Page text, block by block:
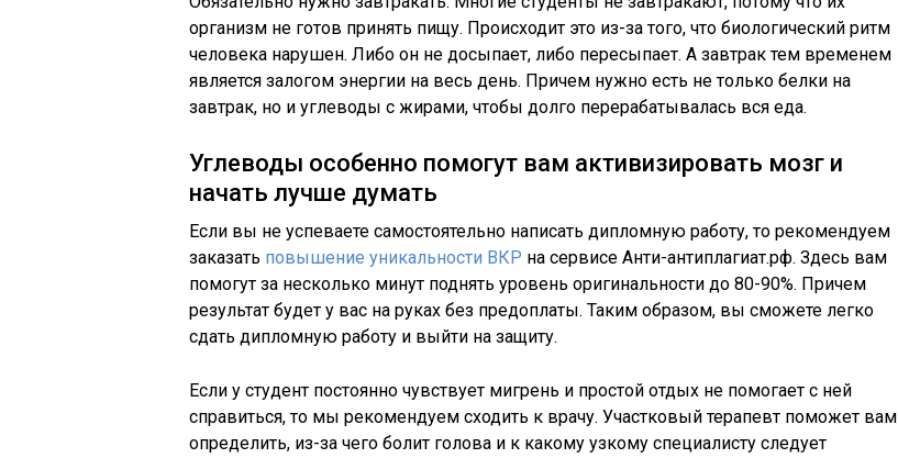
организм не готов принять пищу. Происходит это из-за того, что биологический ритм
человека нарушен. Либо он не досыпает, либо пересыпает. А завтрак тем временем
является залогом энергии на весь день. Причем нужно есть не только белки на
завтрак, но и углеводы с жирами, чтобы долго перерабатывалась вся еда.
Углеводы особенно помогут вам активизировать мозг и
начать лучше думать
Если вы не успеваете самостоятельно написать дипломную работу, то рекомендуем
заказать повышение уникальности ВКР на сервисе Анти-антиплагиат.рф. Здесь вам
помогут за несколько минут поднять уровень оригинальности до 80-90%. Причем
результат будет у вас на руках без предоплаты. Таким образом, вы сможете легко
сдать дипломную работу и выйти на защиту.
Если у студент постоянно чувствует мигрень и простой отдых не помогает с ней
справиться, то мы рекомендуем сходить к врачу. Участковый терапевт поможет вам
определить, из-за чего болит голова и к какому узкому специалисту следует